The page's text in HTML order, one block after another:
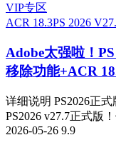
VIP专区
ACR 18.3PS 2026
Adobe太强啦！
移除功能+ACR
详细说明 PS2026正
PS2026 v27.7正式版
2026-05-26 9.9